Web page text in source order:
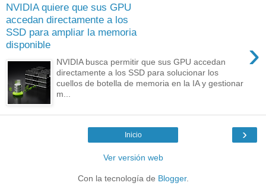
NVIDIA quiere que sus GPU
accedan directamente a los
SSD para ampliar la memoria
disponible
›
NVIDIA busca permitir que sus GPU accedan
directamente a los SSD para solucionar los
cuellos de botella de memoria en la IA y gestionar
m...
›
Inicio
Ver versión web
Con la tecnología de Blogger.